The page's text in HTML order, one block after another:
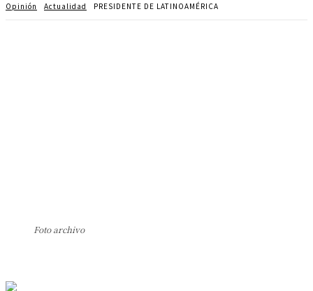
Opinión Actualidad PRESIDENTE DE LATINOAMÉRICA
Foto archivo